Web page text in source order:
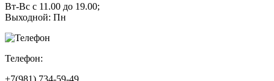
Вт-Вс с 11.00 до 19.00;
Выходной: Пн
Телефон:
+7(981) 734-59-49